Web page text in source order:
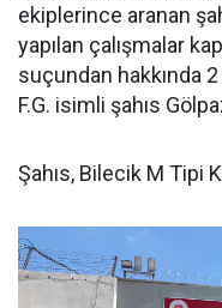
ekiplerince aranan
yapılan çalışmalar
suçundan hakkında
F.G. isimli şahıs
Şahıs, Bilecik M Tipi